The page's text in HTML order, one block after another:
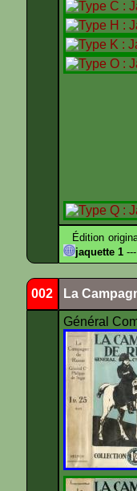
Édition
jaquette 1 ---
002 La
Général